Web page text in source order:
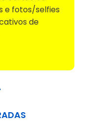
e fotos/selfies
de